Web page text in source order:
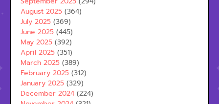
August 2025 (364)
July 2025 (369)
June 2025 (445)
May 2025 (392)
April 2025 (351)
March 2025 (389)
February 2025 (312)
January 2025 (329)
December 2024 (224)